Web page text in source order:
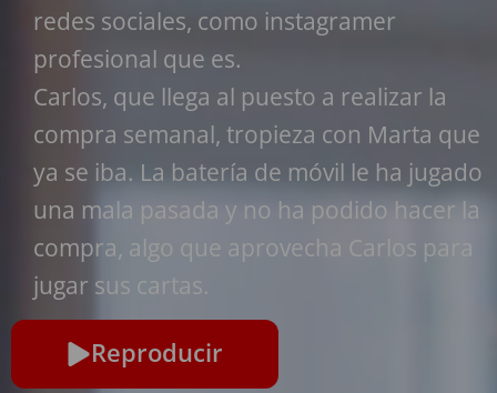
redes sociales, como instagramer
profesional que es.
Carlos, que llega al puesto a realizar la
compra semanal, tropieza con Marta que
ya se iba. La batería de móvil le ha jugado
una mala pasada y no ha podido hacer la
compra, algo que aprovecha Carlos para
jugar sus cartas.
Reproducir